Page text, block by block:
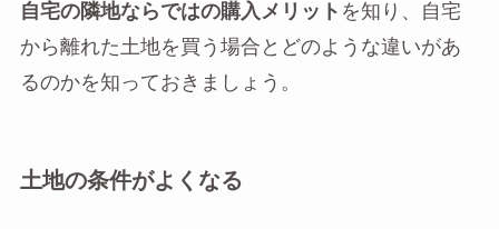
自宅の隣地ならではの購入メリット を知り、自宅
から離れた土地を買う場合とどのような違いがあ
るのかを知っておきましょう。
土地の条件がよくなる